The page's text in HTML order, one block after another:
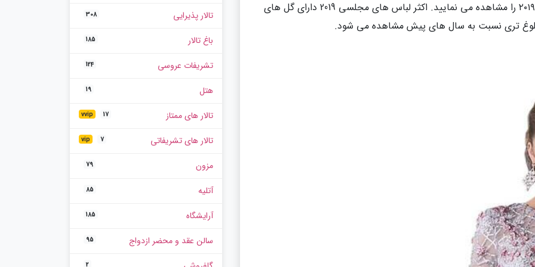
در ادامه مدل های لباس شب بلند و بسیار شیک ۲۰۱۹ را مشاهده می نمایید. اکثر لباس های مجلسی 2019 دارای گل های
تری نسبت به سال های پیش مشاهده می شود.
تالار پذیرایی 308
باغ تالار 185
تشریفات عروسی 124
هتل 19
تالار های ممتاز vvip 17
تالار های تشریفاتی vip 7
مزون 79
آتلیه 85
آرایشگاه 185
سالن عقد و محضر ازدواج 95
2